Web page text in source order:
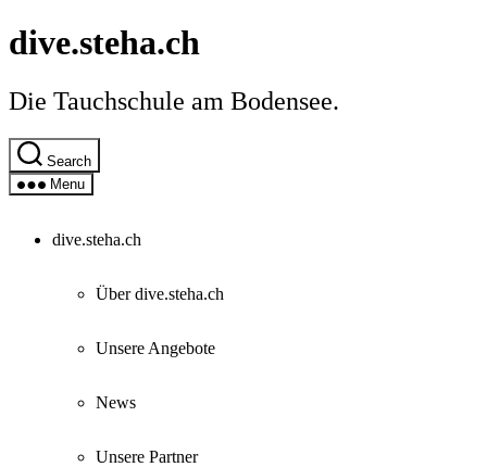
Skip
to
content
dive.steha.ch
Die Tauchschule am Bodensee.
Search
Menu
dive.steha.ch
Über dive.steha.ch
Unsere Angebote
News
Unsere Partner